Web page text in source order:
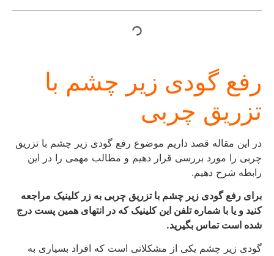
رفع گودی زیر چشم با
تزریق چربی
در این مقاله قصد داریم موضوع رفع گودی زیر چشم با تزریق
چربی را مورد بررسی قرار دهیم و مطالب مهمی را در این
رابطه شرح دهیم.
برای رفع گودی زیر چشم با تزریق چربی به زر کلینیک مراجعه
کنید و یا با شماره تلفن این کلینیک که در انتهای همین پست درج
شده است تماس بگیرید.
گودی زیر چشم یکی از مشکلاتی است که افراد بسیاری به